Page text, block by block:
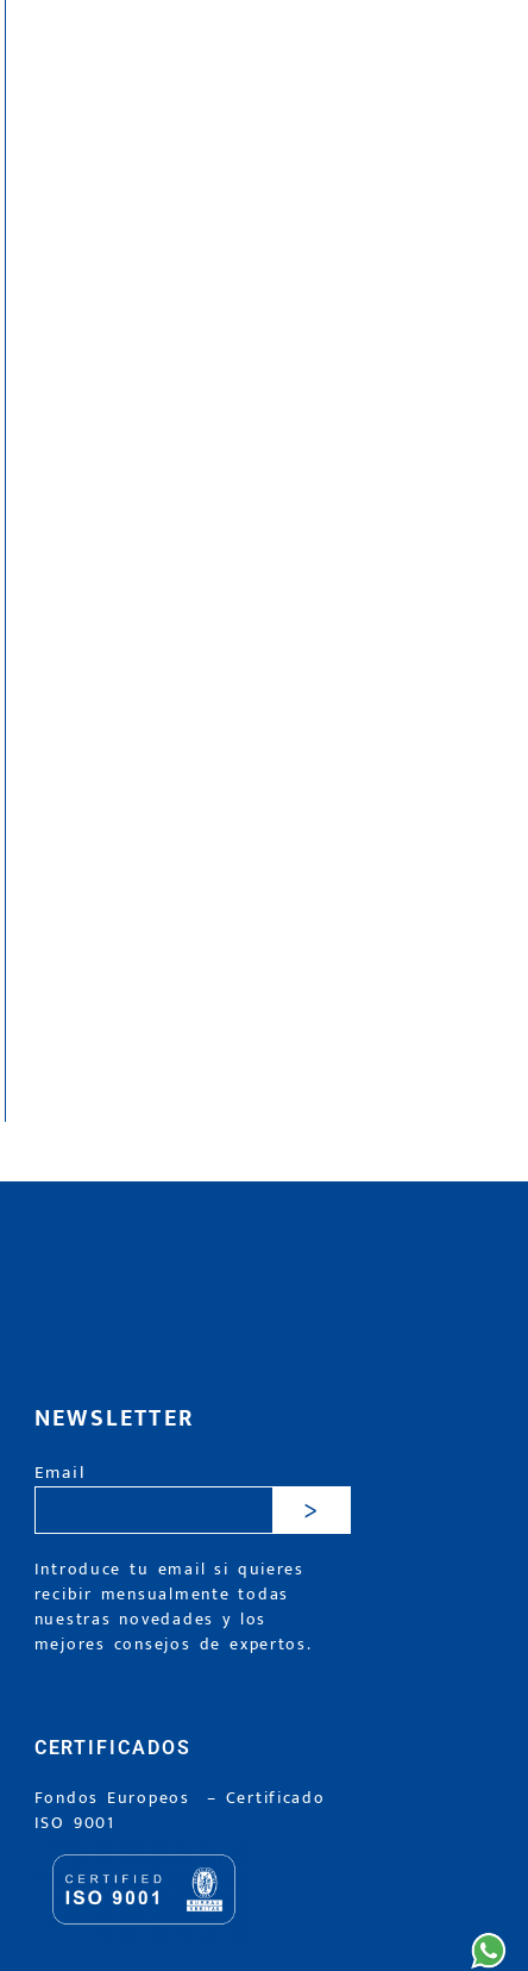
NEWSLETTER
Email
>
Introduce tu email si quieres
recibir mensualmente todas
nuestras novedades y los
mejores consejos de expertos.
CERTIFICADOS
Fondos Europeos – Certificado
ISO 9001